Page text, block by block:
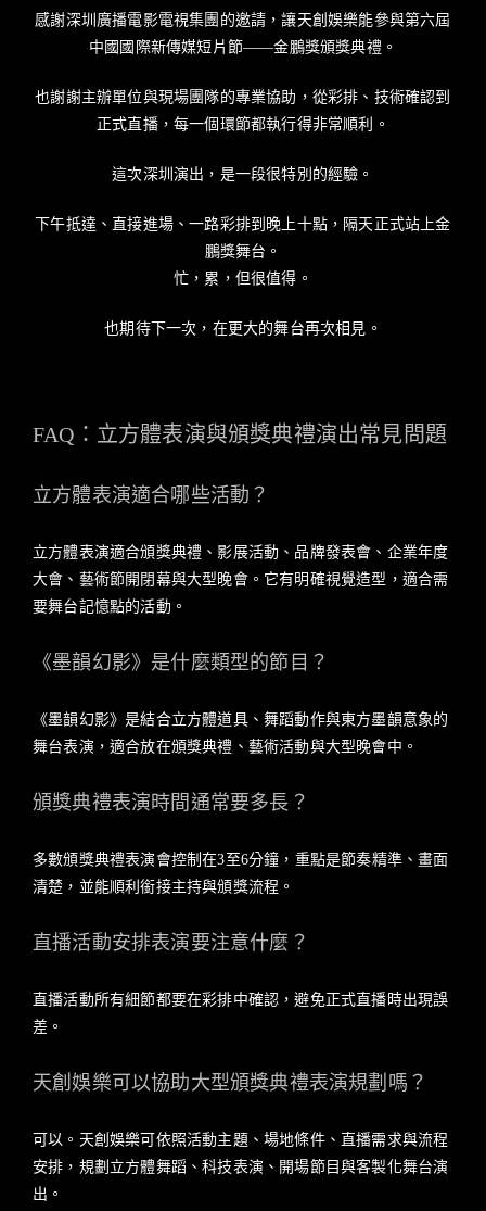
感謝深圳廣播電影電視集團的邀請，讓天創娛樂能參與第六屆
中國國際新傳媒短片節——金鵬獎頒獎典禮。
也謝謝主辦單位與現場團隊的專業協助，從彩排、技術確認到
正式直播，每一個環節都執行得非常順利。
這次深圳演出，是一段很特別的經驗。
下午抵達、直接進場、一路彩排到晚上十點，隔天正式站上金
鵬獎舞台。
忙，累，但很值得。
也期待下一次，在更大的舞台再次相見。
FAQ：立方體表演與頒獎典禮演出常見問題
立方體表演適合哪些活動？
立方體表演適合頒獎典禮、影展活動、品牌發表會、企業年度
大會、藝術節開閉幕與大型晚會。它有明確視覺造型，適合需
要舞台記憶點的活動。
《墨韻幻影》是什麼類型的節目？
《墨韻幻影》是結合立方體道具、舞蹈動作與東方墨韻意象的
舞台表演，適合放在頒獎典禮、藝術活動與大型晚會中。
頒獎典禮表演時間通常要多長？
多數頒獎典禮表演會控制在3至6分鐘，重點是節奏精準、畫面
清楚，並能順利銜接主持與頒獎流程。
直播活動安排表演要注意什麼？
直播活動所有細節都要在彩排中確認，避免正式直播時出現誤
差。
天創娛樂可以協助大型頒獎典禮表演規劃嗎？
可以。天創娛樂可依照活動主題、場地條件、直播需求與流程
安排，規劃立方體舞蹈、科技表演、開場節目與客製化舞台演
出。